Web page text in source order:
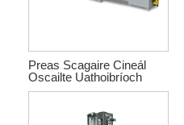
Preas Scagaire Cineál
Oscailte Uathoibríoch